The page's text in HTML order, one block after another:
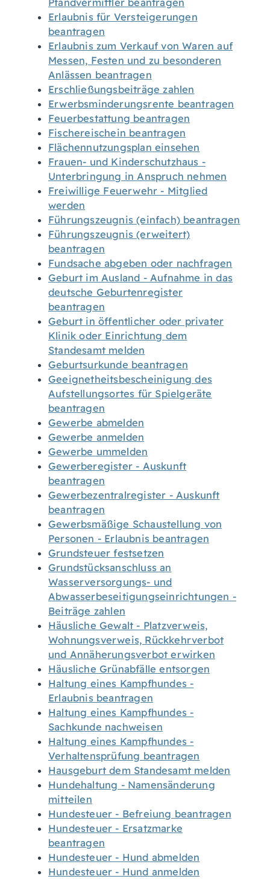
Pfandvermittler beantragen
Erlaubnis für Versteigerungen
beantragen
Erlaubnis zum Verkauf von Waren auf
Messen, Festen und zu besonderen
Anlässen beantragen
Erschließungsbeiträge zahlen
Erwerbsminderungsrente beantragen
Feuerbestattung beantragen
Fischereischein beantragen
Flächennutzungsplan einsehen
Frauen- und Kinderschutzhaus -
Unterbringung in Anspruch nehmen
Freiwillige Feuerwehr - Mitglied
werden
Führungszeugnis (einfach) beantragen
Führungszeugnis (erweitert)
beantragen
Fundsache abgeben oder nachfragen
Geburt im Ausland - Aufnahme in das
deutsche Geburtenregister
beantragen
Geburt in öffentlicher oder privater
Klinik oder Einrichtung dem
Standesamt melden
Geburtsurkunde beantragen
Geeignetheitsbescheinigung des
Aufstellungsortes für Spielgeräte
beantragen
Gewerbe abmelden
Gewerbe anmelden
Gewerbe ummelden
Gewerberegister - Auskunft
beantragen
Gewerbezentralregister - Auskunft
beantragen
Gewerbsmäßige Schaustellung von
Personen - Erlaubnis beantragen
Grundsteuer festsetzen
Grundstücksanschluss an
Wasserversorgungs- und
Abwasserbeseitigungseinrichtungen -
Beiträge zahlen
Häusliche Gewalt - Platzverweis,
Wohnungsverweis, Rückkehrverbot
und Annäherungsverbot erwirken
Häusliche Grünabfälle entsorgen
Haltung eines Kampfhundes -
Erlaubnis beantragen
Haltung eines Kampfhundes -
Sachkunde nachweisen
Haltung eines Kampfhundes -
Verhaltensprüfung beantragen
Hausgeburt dem Standesamt melden
Hundehaltung - Namensänderung
mitteilen
Hundesteuer - Befreiung beantragen
Hundesteuer - Ersatzmarke
beantragen
Hundesteuer - Hund abmelden
Hundesteuer - Hund anmelden